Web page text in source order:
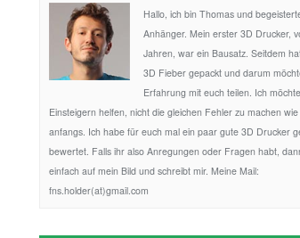
Hallo, ich bin Thomas und
Anhänger. Mein erster 3D Drucker,
Jahren, war ein Bausatz. Seitdem
3D Fieber gepackt und darum
Erfahrung mit euch teilen. Ich möchte
Einsteigern helfen, nicht die gleichen Fehler zu machen wie
anfangs. Ich habe für euch mal ein paar gute 3D Drucker
bewertet. Falls ihr also Anregungen oder Fragen habt,
einfach auf mein Bild und schreibt mir. Meine Mail:
fns.holder(at)gmail.com